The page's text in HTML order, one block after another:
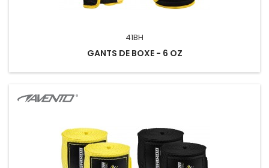
41BH
GANTS DE BOXE - 6 OZ